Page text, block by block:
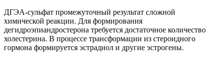
ДГЭА-сульфат промежуточный результат сложной
химической реакции. Для формирования
дегидроэпиандростерона требуется достаточное количество
холестерина. В процессе трансформации из стероидного
гормона формируется эстрадиол и другие эстрогены.